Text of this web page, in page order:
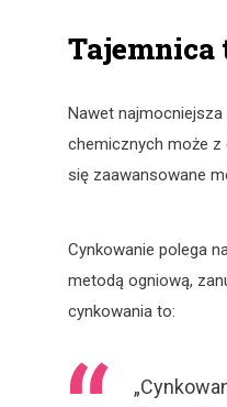
Tajemnica
Nawet
chemicznych może z
się zaawansowane
Cynkowanie polega
metodą ogniową,
cynkowania to: